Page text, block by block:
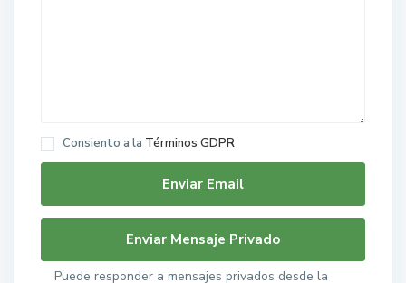
Consiento a la Términos GDPR
Puede responder a mensajes privados desde la